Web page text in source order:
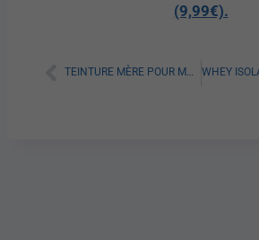
(9,99€).
TEINTURE MÈRE POUR MAIGRIR : TOUT SAVOIR